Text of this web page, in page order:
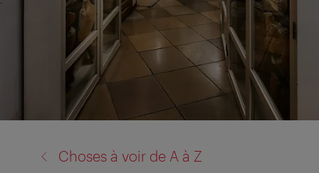
Choses à voir de A à Z